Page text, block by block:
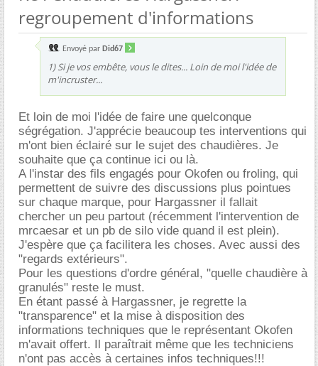
regroupement d'informations
Envoyé par Did67
1) Si je vos embête, vous le dites... Loin de moi l'idée de
m'incruster...
Et loin de moi l'idée de faire une quelconque
ségrégation. J'apprécie beaucoup tes interventions qui
m'ont bien éclairé sur le sujet des chaudières. Je
souhaite que ça continue ici ou là.
A l'instar des fils engagés pour Okofen ou froling, qui
permettent de suivre des discussions plus pointues
sur chaque marque, pour Hargassner il fallait
chercher un peu partout (récemment l'intervention de
mrcaesar et un pb de silo vide quand il est plein).
J'espère que ça facilitera les choses. Avec aussi des
"regards extérieurs".
Pour les questions d'ordre général, "quelle chaudière à
granulés" reste le must.
En étant passé à Hargassner, je regrette la
"transparence" et la mise à disposition des
informations techniques que le représentant Okofen
m'avait offert. Il paraîtrait même que les techniciens
n'ont pas accès à certaines infos techniques!!!